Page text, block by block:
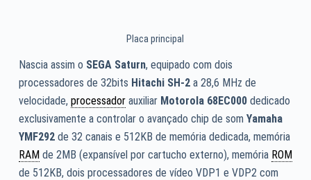
Placa principal
Nascia assim o SEGA Saturn, equipado com dois
processadores de 32bits Hitachi SH-2a 28,6 MHz de
velocidade, processadorauxiliar Motorola 68EC000dedicado
exclusivamente a controlar o avançado chip de som Yamaha
YMF292de 32 canais e 512KB de memória dedicada, memória
RAMde 2MB (expansível por cartucho externo), memória ROM
de 512KB, dois processadores de vídeo VDP1 e VDP2 com